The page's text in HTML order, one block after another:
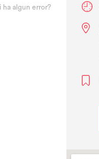
ha algun error?